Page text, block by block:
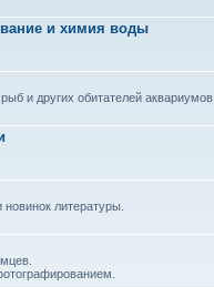
и химия воды
и других обитателей аквариумов
литературы.